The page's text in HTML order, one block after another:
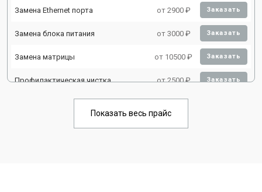
Замена Ethernet порта от 2900 ₽ Заказать
Замена блока питания от 3000 ₽ Заказать
Замена матрицы от 10500 ₽ Заказать
Профилактическая чистка от 2500 ₽ Заказать
Показать весь прайс